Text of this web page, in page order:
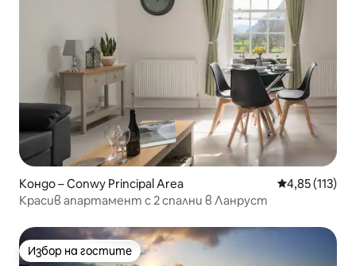
Кондо – Conwy Principal Area Средна
4,85 (113)
Красив апартамент с 2 спални в Ланруст
Избор на гостите
Избор на гостите